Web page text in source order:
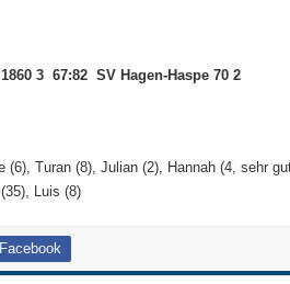
3 67:82 SV Hagen-Haspe 70 2
(6), Turan (8), Julian (2), Hannah (4, sehr
Luis (8)
Facebook